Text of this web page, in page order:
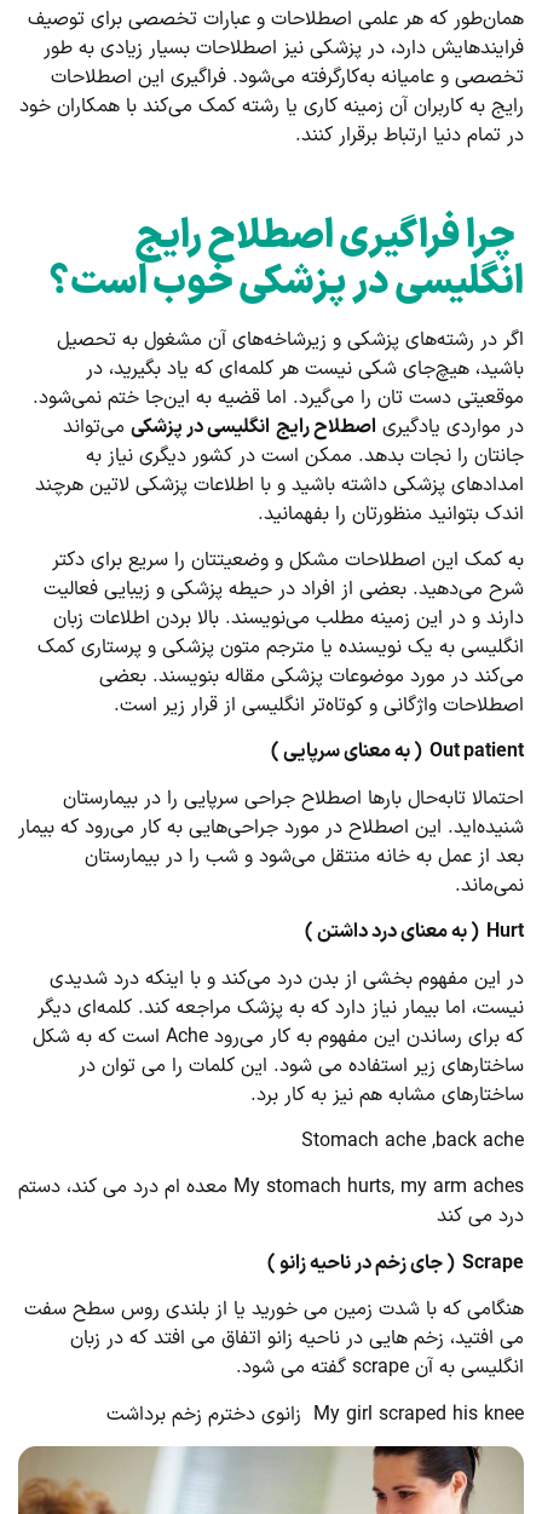
همان‌طور که هر علمی اصطلاحات و عبارات تخصصی برای توصیف
فرایندهایش دارد، در پزشکی‌ نیز اصطلاحات بسیار زیادی به ‌طور
تخصصی و عامیانه به‌کارگرفته می‌شود. فراگیری این اصطلاحات
رایج به کاربران آن زمینه کاری یا رشته کمک می‌کند با همکاران خود
در تمام دنیا ارتباط برقرار کنند.
چرا فراگیری اصطلاح رایج
انگلیسی در پزشکی خوب است؟
اگر در رشته‌های پزشکی و زیرشاخه‌های آن مشغول به تحصیل
باشید، هیچ‌جای شکی نیست هر کلمه‌ای که یاد بگیرید، در
موقعیتی دست تان را می‌گیرد. اما قضیه به این‌جا ختم نمی‌شود.
در مواردی یادگیری اصطلاح رایج انگلیسی در پزشکی می‌تواند
جانتان را نجات بدهد. ممکن است در کشور دیگری نیاز به
امدادهای پزشکی داشته باشید و با اطلاعات پزشکی لاتین هرچند
اندک بتوانید منظورتان را بفهمانید.
به کمک این اصطلاحات مشکل و وضعیتتان را سریع برای دکتر
شرح می‌دهید. بعضی از افراد در حیطه پزشکی و زیبایی فعالیت
دارند و در این زمینه مطلب می‌نویسند. بالا بردن اطلاعات زبان
انگلیسی به یک نویسنده یا مترجم متون پزشکی و پرستاری کمک
می‌کند در مورد موضوعات پزشکی مقاله بنویسند. بعضی
اصطلاحات واژگانی و کوتاه‌تر انگلیسی از قرار زیر است.
Out patient ( به معنای سرپایی )
احتمالا تابه‌حال بارها اصطلاح جراحی سرپایی را در بیمارستان
شنیده‌اید. این اصطلاح در مورد جراحی‌هایی به کار می‌رود که بیمار
بعد از عمل به خانه منتقل می‌شود و شب را در بیمارستان
نمی‌ماند.
Hurt ( به معنای درد داشتن )
در این مفهوم بخشی از بدن درد می‌کند و با اینکه درد شدیدی
نیست، اما بیمار نیاز دارد که به پزشک مراجعه کند. کلمه‌ای دیگر
که برای رساندن این مفهوم به کار می‌رود Ache است که به شکل
ساختارهای زیر استفاده می شود. این کلمات را می توان در
ساختارهای مشابه هم نیز به کار برد.
Stomach ache ,back ache
My stomach hurts, my arm aches معده ام درد می کند، دستم
درد می کند
Scrape ( جای زخم در ناحیه زانو )
هنگامی که با شدت زمین می خورید یا از بلندی روس سطح سفت
می افتید، زخم هایی در ناحیه زانو اتفاق می افتد که در زبان
انگلیسی به آن scrape گفته می شود.
My girl scraped his knee زانوی دخترم زخم برداشت